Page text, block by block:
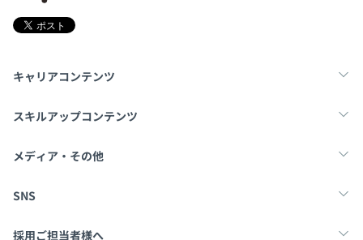
キャリアコンテンツ
転職・キャリア
スキルアップコンテンツ
学習
メディア・その他
Tech Team Journal
SNS
X
採用ご担当者様へ